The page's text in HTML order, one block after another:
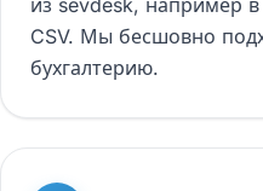
CSV. Мы бесшовно
бухгалтерию.